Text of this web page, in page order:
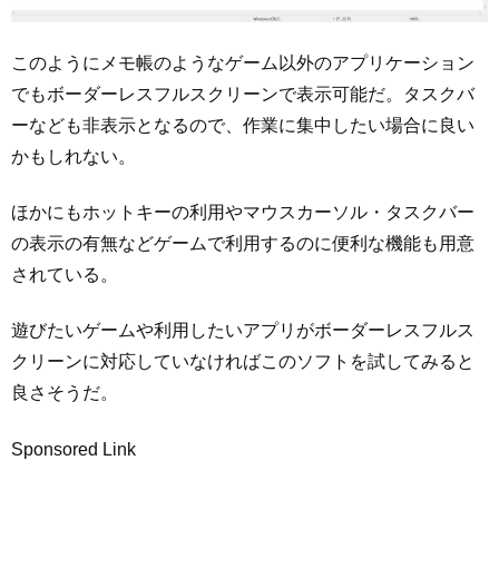
このようにメモ帳のようなゲーム以外のアプリケーション
でもボーダーレスフルスクリーンで表示可能だ。タスクバ
ーなども非表示となるので、作業に集中したい場合に良い
かもしれない。
ほかにもホットキーの利用やマウスカーソル・タスクバー
の表示の有無などゲームで利用するのに便利な機能も用意
されている。
遊びたいゲームや利用したいアプリがボーダーレスフルス
クリーンに対応していなければこのソフトを試してみると
良さそうだ。
Sponsored Link